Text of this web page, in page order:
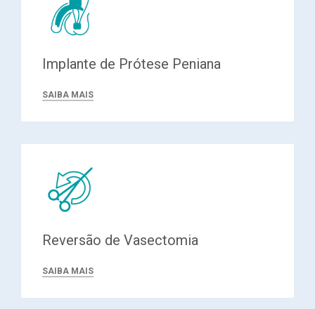
Implante de Prótese Peniana
SAIBA MAIS
Reversão de Vasectomia
SAIBA MAIS